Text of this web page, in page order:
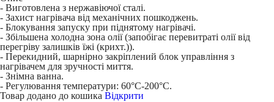
- Виготовлена з нержавіючої сталі.
- Захист нагрівача від механічних пошкоджень.
- Блокування запуску при піднятому нагрівачі.
- Збільшена холодна зона олії (запобігає перевитраті олії від
перегріву залишків їжі (крихт.)).
- Перекидний, шарнірно закріплений блок управління з
нагрівачем для зручності миття.
- Знімна ванна.
- Регулювання температури: 60°C-200°C.
Товар додано до кошика Відкрити